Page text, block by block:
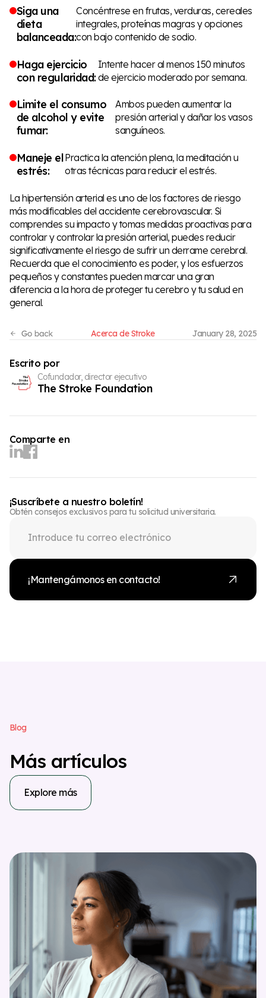
Siga una
dieta
balanceada:
Concéntrese en frutas, verduras, cereales
integrales, proteínas magras y opciones
con bajo contenido de sodio.
Haga ejercicio
con regularidad:
Intente hacer al menos 150 minutos
de ejercicio moderado por semana.
Limite el consumo
de alcohol y evite
fumar:
Ambos pueden aumentar la
presión arterial y dañar los vasos
sanguíneos.
Maneje el
estrés:
Practica la atención plena, la meditación u
otras técnicas para reducir el estrés.
La hipertensión arterial es uno de los factores de riesgo
más modificables del accidente cerebrovascular. Si
comprendes su impacto y tomas medidas proactivas para
controlar y controlar la presión arterial, puedes reducir
significativamente el riesgo de sufrir un derrame cerebral.
Recuerda que el conocimiento es poder, y los esfuerzos
pequeños y constantes pueden marcar una gran
diferencia a la hora de proteger tu cerebro y tu salud en
general.
Acerca de Stroke January 28, 2025
Escrito por
Cofundador, director ejecutivo
The Stroke Foundation
Comparte en
¡Suscríbete a nuestro boletín!
Obtén consejos exclusivos para tu solicitud universitaria.
¡Mantengámonos en contacto!
Blog
Más artículos
Explore más